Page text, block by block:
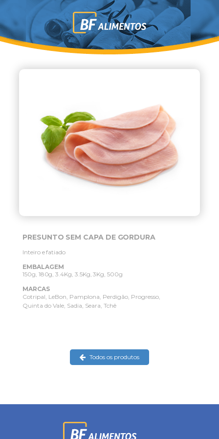
PRESUNTO SEM CAPA DE GORDURA
Inteiro e fatiado
EMBALAGEM
150g, 180g, 3.4Kg, 3.5Kg, 3Kg, 500g
MARCAS
Cotripal LeBon Pamplona Perdigão Progresso
Quinta do Vale Sadia Seara Tchê
Todos os produtos